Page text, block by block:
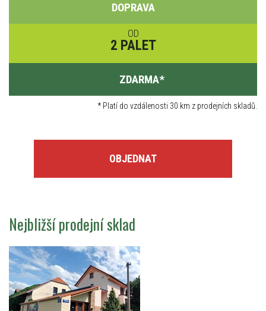
DOPRAVA
OD
2 PALET
ZDARMA*
*Platí do vzdálenosti 30 km z prodejních skladů.
OBJEDNAT
Nejbližší prodejní sklad